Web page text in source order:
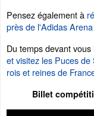
Pensez également à
près de l'Adidas
Du temps devant
et visitez les Puces de
rois et reines de
Billet